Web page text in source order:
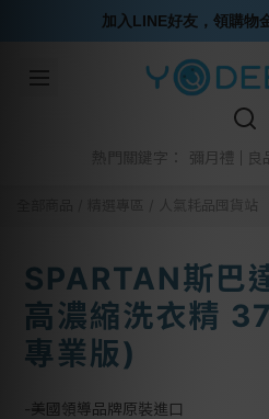
熱門關鍵字： 彌月禮 良
人氣耗品囤貨站
SPARTAN斯巴
高濃縮洗衣精
專業版)
-美國領導品牌原裝進口
加入LINE好友，領購物